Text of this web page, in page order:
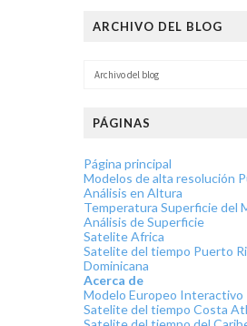
ARCHIVO DEL BLOG
PÁGINAS
Página principal
Modelos de alta resolución
Análisis en Altura
Temperatura Superficie del
Análisis de Superficie
Satelite Africa
Satelite del tiempo Puerto
Dominicana
Acerca de
Modelo Europeo Interactivo
Satelite del tiempo Costa